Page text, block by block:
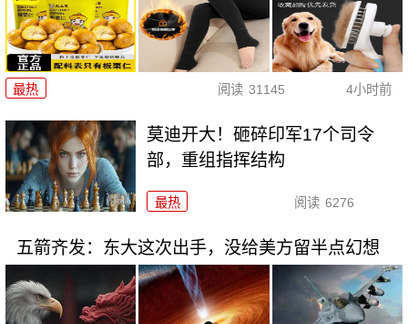
最热 阅读 31145 4小时前
莫迪开大！砸碎印军17个司令
部，重组指挥结构
最热 阅读 6276
五箭齐发：东大这次出手，没给美方留半点幻想